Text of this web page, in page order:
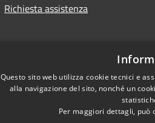
Richiesta assistenza
Questo sito web utilizza cookie tecnici e
alla navigazione del sito, nonché un
Per maggiori dettagli, può